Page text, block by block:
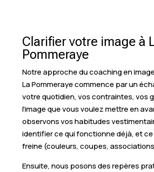
Clarifier votre image à
Pommeraye
Notre approche du coaching en
La Pommeraye commence par un
votre quotidien, vos contraintes, vos
l’image que vous voulez mettre en
observons vos habitudes
identifier ce qui fonctionne déjà, et ce
freine (couleurs, coupes,
Ensuite, nous posons des repères